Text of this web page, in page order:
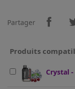
Partager
Produits
Crystal